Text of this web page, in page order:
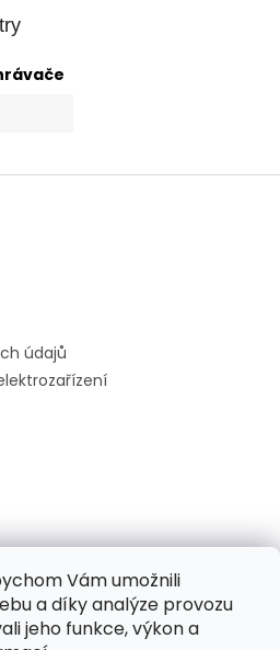
Vám umožnili
a díky analýze provozu
jeho funkce, výkon a
údajů